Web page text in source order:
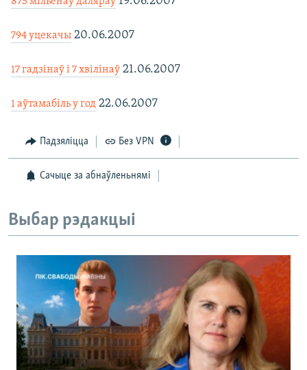
КУЛЬТУРА
КАЛЯНДАР
МОВА
НА ХВАЛЯХ СВАБОДЫ
794 уцекачы 20.06.2007
17 гадзінаў і 7 хвілінаў 21.06.2007
1 аўтамабіль у год 22.06.2007
Падзяліцца Без VPN
Сачыце за абнаўленьнямі
Выбар рэдакцыі